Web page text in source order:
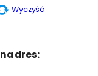
Wyczyść
dres: